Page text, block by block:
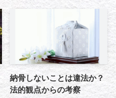
納骨しないことは違法か？
法的観点からの考察